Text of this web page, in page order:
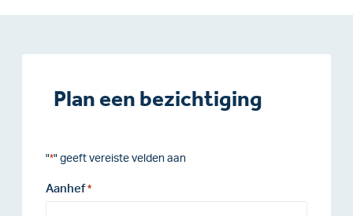
Plan een bezichtiging
"*" geeft vereiste velden aan
Aanhef *